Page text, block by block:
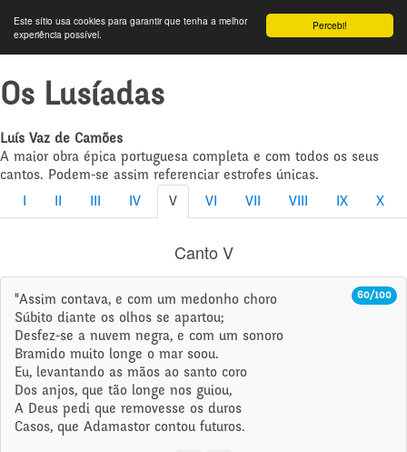
Percebi!
Este sítio usa cookies para garantir que tenha a melhor
experiência possível.
Os Lusíadas
Luís Vaz de Camões
A maior obra épica portuguesa completa e com todos os seus
cantos. Podem-se assim referenciar estrofes únicas.
IV V VI VII VIII IX X
Canto V
60/100
"Assim contava, e com um medonho choro
Súbito diante os olhos se apartou;
Desfez-se a nuvem negra, e com um sonoro
Bramido muito longe o mar soou.
Eu, levantando as mãos ao santo coro
Dos anjos, que tão longe nos guiou,
A Deus pedi que removesse os duros
Casos, que Adamastor contou futuros.